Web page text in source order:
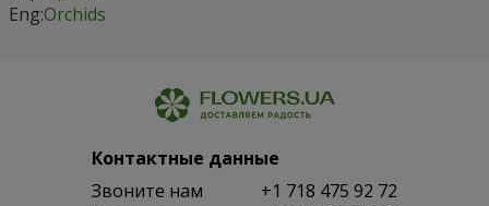
Eng:Orchids
Контактные данные
Звоните нам
+1 718 475 92 72